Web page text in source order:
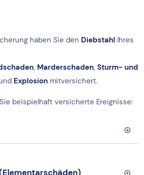
haben Sie den Diebstahl Ihres
, Marderschaden, Sturm- und
Explosion mitversichert.
beispielhaft versicherte Ereignisse: